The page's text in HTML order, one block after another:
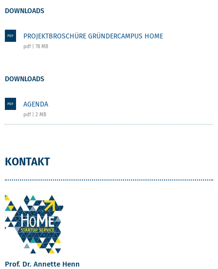
DOWNLOADS
PDF PROJEKTBROSCHÜRE GRÜNDERCAMPUS HOME
pdf | 78 MB
DOWNLOADS
PDF AGENDA
pdf | 2 MB
KONTAKT
Prof. Dr. Annette Henn